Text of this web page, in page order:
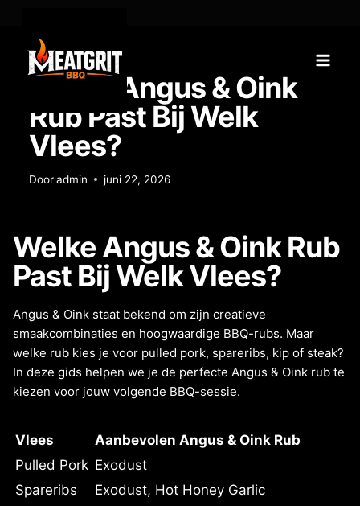
KOOPGIDSEN
Welke Angus & Oink
Rub Past Bij Welk
Vlees?
Dooradmin juni 22, 2026
Welke Angus & Oink Rub
Past Bij Welk Vlees?
Angus & Oink staat bekend om zijn creatieve
smaakcombinaties en hoogwaardige BBQ-rubs. Maar
welke rub kies je voor pulled pork, spareribs, kip of steak?
In deze gids helpen we je de perfecte Angus & Oink rub te
kiezen voor jouw volgende BBQ-sessie.
Vlees
Aanbevolen Angus & Oink Rub
Pulled Pork Exodust
Spareribs
Exodust, Hot Honey Garlic